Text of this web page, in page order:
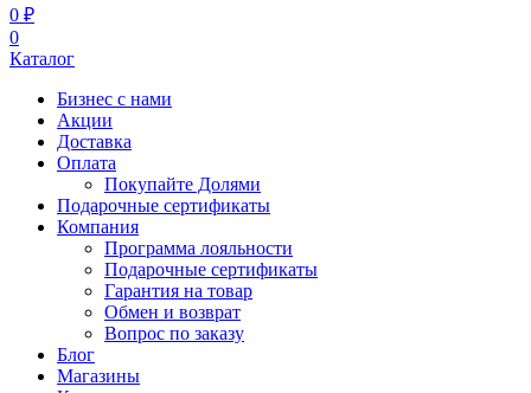
0 ₽
0
Каталог
Бизнес с нами
Акции
Доставка
Оплата
Покупайте Долями
Подарочные сертификаты
Компания
Программа лояльности
Подарочные сертификаты
Гарантия на товар
Обмен и возврат
Вопрос по заказу
Блог
Магазины